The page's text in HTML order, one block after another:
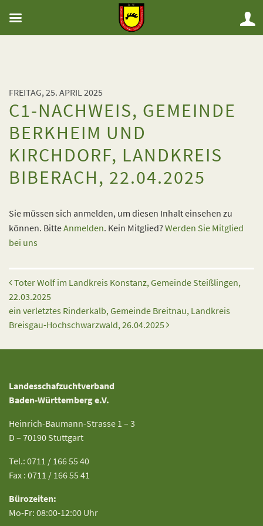
FREITAG, 25. APRIL 2025
C1-NACHWEIS, GEMEINDE
BERKHEIM UND
KIRCHDORF, LANDKREIS
BIBERACH, 22.04.2025
Sie müssen sich anmelden, um diesen Inhalt einsehen zu
können. BitteAnmelden. Kein Mitglied? Werden Sie Mitglied
bei uns
Beitrags-Navigation
Toter Wolf im Landkreis Konstanz, Gemeinde Steißlingen,
22.03.2025
ein verletztes Rinderkalb, Gemeinde Breitnau, Landkreis
Breisgau-Hochschwarzwald, 26.04.2025
Landesschafzuchtverband
Baden-Württemberg e.V.
Heinrich-Baumann-Strasse 1 – 3
D – 70190 Stuttgart
Tel.: 0711 / 166 55 40
Fax : 0711 / 166 55 41
Bürozeiten:
Mo-Fr: 08:00-12:00 Uhr